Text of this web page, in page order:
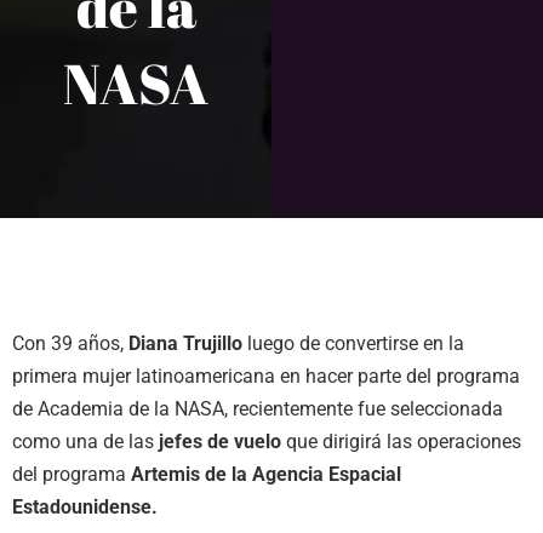
NASA
Con 39 años, Diana Trujillo luego de convertirse en la
primera mujer latinoamericana en hacer parte del programa
de Academia de la NASA, recientemente fue seleccionada
como una de las jefes de vuelo que dirigirá las operaciones
del programa Artemis de la Agencia Espacial
Estadounidense.